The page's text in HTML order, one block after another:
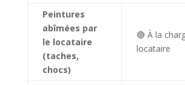
Peintures
abîmées par
le locataire
(taches,
chocs)
🔴 À la
locataire